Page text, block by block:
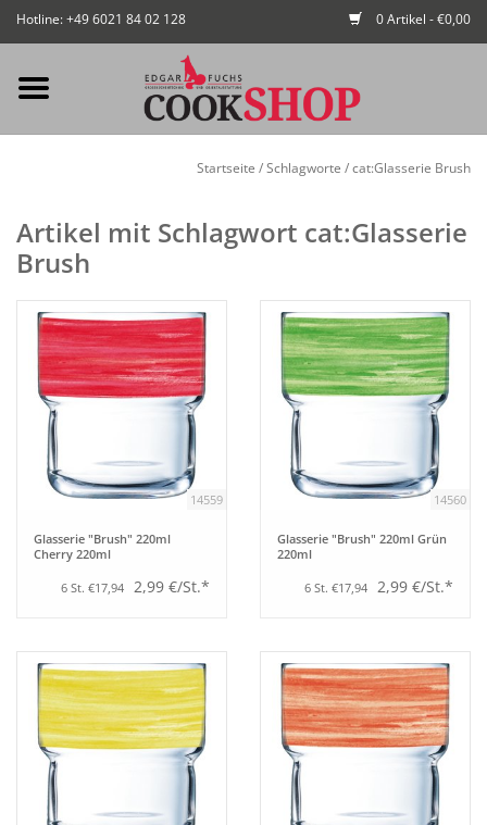
Hotline: +49 6021 84 02 128 0 Artikel - €0,00
Startseite
NEU
Gedeckter Tisch
Buffet
Fingerfood
Bar
Tafeln
Einrichtung
Berufsbekleidung
Startseite /Schlagworte /cat:Glasserie Brush
Artikel mit Schlagwort cat:Glasserie
Brush
14559
Glasserie "Brush" 220ml
Cherry 220ml
6 St. €17,94 2,99 €/St.*
14560
Glasserie "Brush" 220ml Grün
220ml
6 St. €17,94 2,99 €/St.*